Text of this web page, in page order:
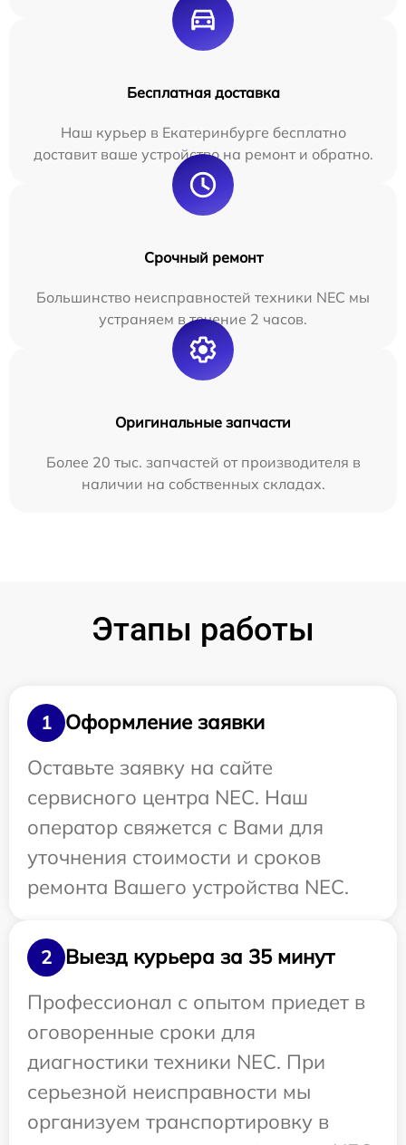
Бесплатная доставка
Наш курьер в Екатеринбурге бесплатно
доставит ваше устройство на ремонт и обратно.
Срочный ремонт
Большинство неисправностей техники NEC мы
устраняем в течение 2 часов.
Оригинальные запчасти
Более 20 тыс. запчастей от производителя в
наличии на собственных складах.
Этапы работы
1
Оформление заявки
Оставьте заявку на сайте
сервисного центра NEC. Наш
оператор свяжется с Вами для
уточнения стоимости и сроков
ремонта Вашего устройства NEC.
2
Выезд курьера за 35 минут
Профессионал с опытом приедет в
оговоренные сроки для
диагностики техники NEC. При
серьезной неисправности мы
организуем транспортировку в